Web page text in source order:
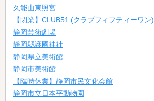
久能山東照宮
【閉業】CLUB51 (クラブフィフティーワン)
静岡芸術劇場
靜岡縣護國神社
静岡県立美術館
静岡市美術館
【臨時休業】静岡市民文化会館
静岡市立日本平動物園